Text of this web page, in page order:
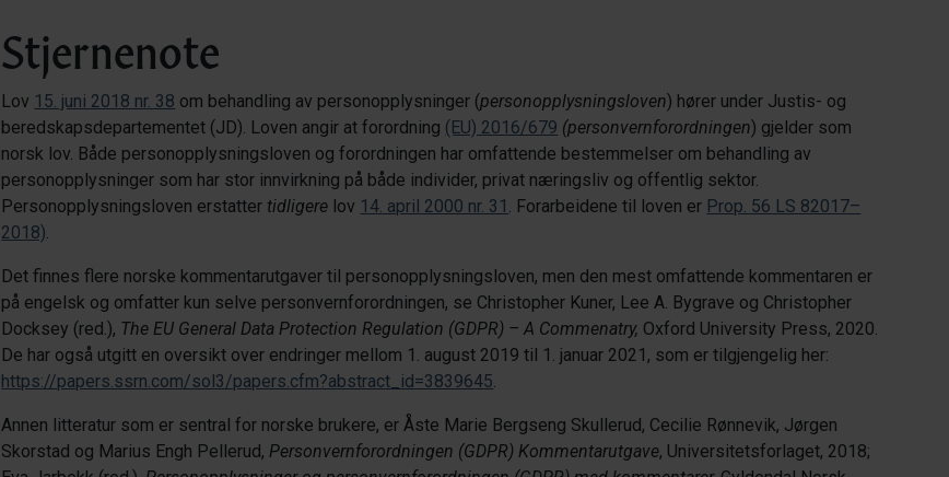
Stjernenote
Lov 15. juni 2018 nr. 38 om behandling av personopplysninger (personopplysningsloven) hører under Justis- og
beredskapsdepartementet (JD). Loven angir at forordning (EU) 2016/679 (personvernforordningen) gjelder som
norsk lov. Både personopplysningsloven og forordningen har omfattende bestemmelser om behandling av
personopplysninger som har stor innvirkning på både individer, privat næringsliv og offentlig sektor.
Personopplysningsloven erstatter tidligere lov 14. april 2000 nr. 31 . Forarbeidene til loven er Prop. 56 LS 82017–
2018).
Det finnes flere norske kommentarutgaver til personopplysningsloven, men den mest omfattende kommentaren er
på engelsk og omfatter kun selve personvernforordningen, se Christopher Kuner, Lee A. Bygrave og Christopher
Docksey (red.), The EU General Data Protection Regulation (GDPR) – A Commenatry, Oxford University Press, 2020.
De har også utgitt en oversikt over endringer mellom 1. august 2019 til 1. januar 2021, som er tilgjengelig her:
https://papers.ssrn.com/sol3/papers.cfm?abstract_id=3839645.
Annen litteratur som er sentral for norske brukere, er Åste Marie Bergseng Skullerud, Cecilie Rønnevik, Jørgen
Skorstad og Marius Engh Pellerud,Personvernforordningen (GDPR) Kommentarutgave, Universitetsforlaget, 2018;